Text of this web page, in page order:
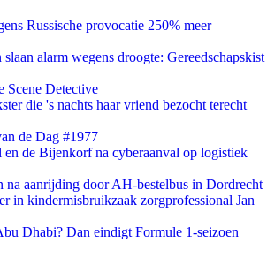
Russische provocatie 250% meer
slaan alarm wegens droogte: Gereedschapskist
Scene Detective
die 's nachts haar vriend bezocht terecht
de Dag #1977
de Bijenkorf na cyberaanval op logistiek
na aanrijding door AH-bestelbus in Dordrecht
in kindermisbruikzaak zorgprofessional Jan
Dhabi? Dan eindigt Formule 1-seizoen